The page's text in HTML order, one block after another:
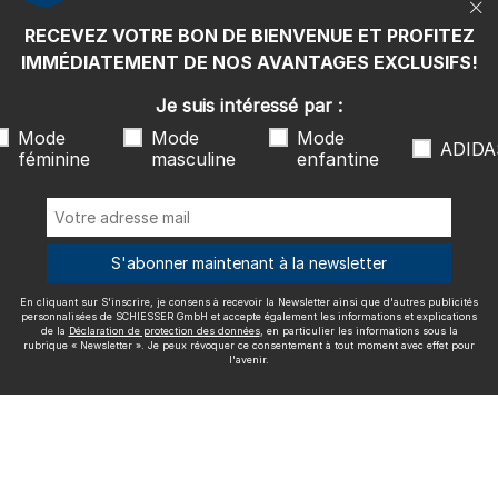
rubrique « Newsletter ». Je peux révoquer ce consentement à tout
Nous livrons avec
Excellente qualité
Plus d'informations sur nos évaluations
RECEVEZ VOTRE BON DE BIENVENUE ET PROFITEZ
IMMÉDIATEMENT DE NOS AVANTAGES EXCLUSIFS!
Je suis intéressé par :
Mode
féminine
Mode
masculine
Mode
enfantine
S'abonner maintenant à la newsletter
En cliquant sur S'inscrire, je consens à recevoir la Newsletter ainsi que d'autres publicités
personnalisées de SCHIESSER GmbH et accepte également les informations et explications
de la Déclaration de protection des données, en particulier les informations sous la
rubrique « Newsletter ». Je peux révoquer ce consentement à tout moment avec effet pour
l'avenir.